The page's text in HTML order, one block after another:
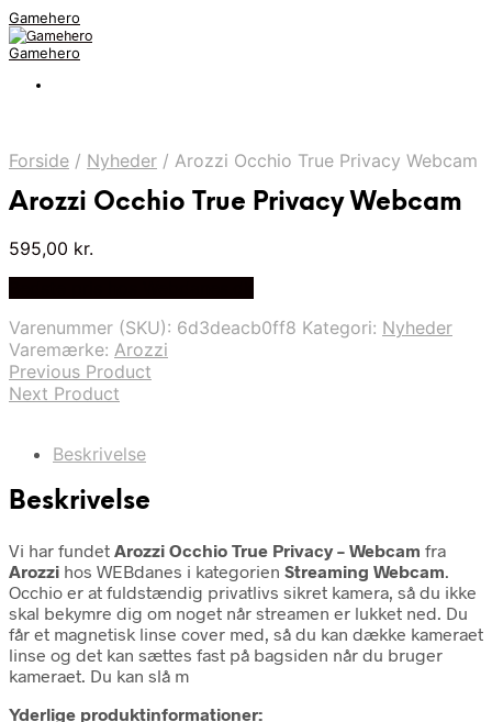
Gamehero
Gamehero
Forside / Nyheder / Arozzi Occhio True Privacy Webcam
Arozzi Occhio True Privacy Webcam
595,00 kr.
Varenummer (SKU): 6d3deacb0ff8 Kategori: Nyheder
Varemærke: Arozzi
Previous Product
Next Product
Beskrivelse
Beskrivelse
Vi har fundet Arozzi Occhio True Privacy – Webcam fra
Arozzi hos WEBdanes i kategorien Streaming Webcam.
Occhio er at fuldstændig privatlivs sikret kamera, så du ikke
skal bekymre dig om noget når streamen er lukket ned. Du
får et magnetisk linse cover med, så du kan dække kameraet
linse og det kan sættes fast på bagsiden når du bruger
kameraet. Du kan slå m
Yderlige produktinformationer: